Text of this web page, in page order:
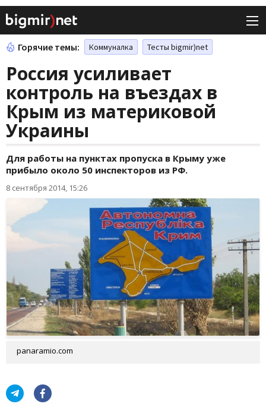
Горячие темы: Коммуналка Тесты bigmir)net
Россия усиливает
контроль на въездах в
Крым из материковой
Украины
Для работы на пунктах пропуска в Крыму уже
прибыло около 50 инспекторов из РФ.
8 сентября 2014, 15:26
panaramio.com